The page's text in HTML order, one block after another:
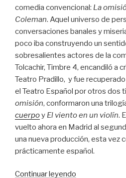
comedia convencional: La
Coleman. Aquel universo de
conversaciones banales y
poco iba construyendo un
sobresalientes actores de la
Tolcachir, Timbre 4, encandiló a
Teatro Pradillo, y fue
el Teatro Español por otros dos
omisión, conformaron una
cuerpoy El viento en un violín.
vuelto ahora en Madrid al
una nueva producción, esta vez
prácticamente español.
Continuar leyendo